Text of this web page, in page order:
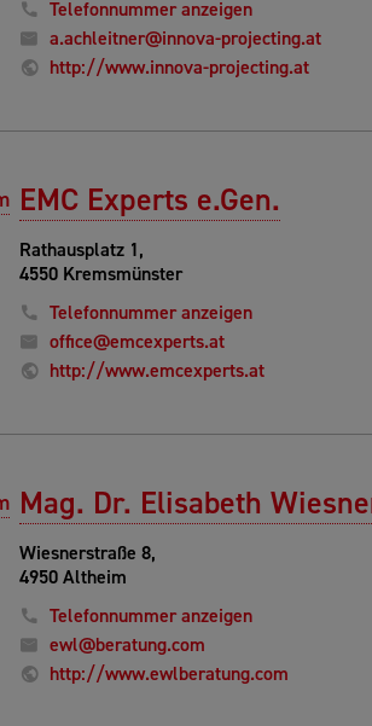
Telefonnummer anzeigen
a.achleitner@innova-projecting.at
http://www.innova-projecting.at
EMC Experts e.Gen.
Rathausplatz 1,
4550 Kremsmünster
Telefonnummer anzeigen
office@emcexperts.at
http://www.emcexperts.at
Mag. Dr. Elisabeth
Wiesnerstraße 8,
4950 Altheim
Telefonnummer anzeigen
ewl@beratung.com
http://www.ewlberatung.com